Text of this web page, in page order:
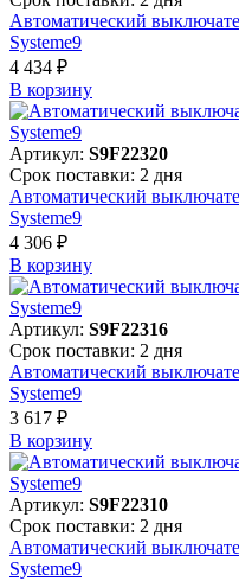
Автоматический
Systeme9
4 434 ₽
В корзинy
Артикул: S9F22320
Срок поставки: 2 дня
Автоматический
Systeme9
4 306 ₽
В корзинy
Артикул: S9F22316
Срок поставки: 2 дня
Автоматический
Systeme9
3 617 ₽
В корзинy
Артикул: S9F22310
Срок поставки: 2 дня
Автоматический
Systeme9